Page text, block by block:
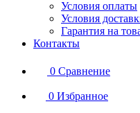
Условия оплаты
Условия
Гарантия на
Контакты
0 Сравнение
0 Избранное